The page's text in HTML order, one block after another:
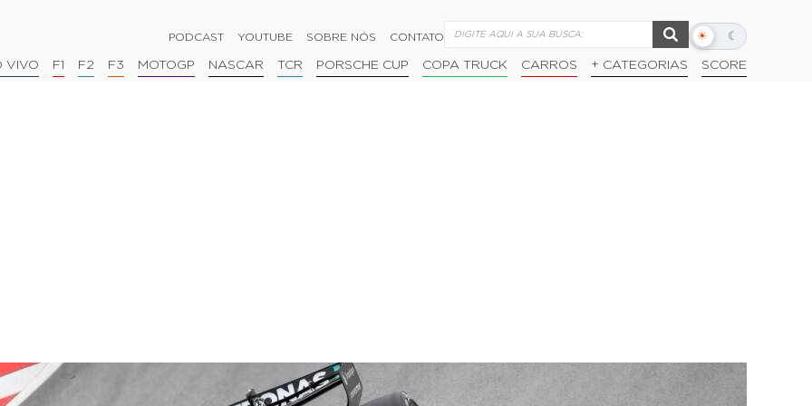
PODCAST YOUTUBE SOBRE NÓS CONTATO ☀ ☾
Alternar
escuro
VIVO F1 F2 F3 MOTOGP NASCAR TCR PORSCHE CUP COPA TRUCK CARROS + CATEGORIAS SCORE